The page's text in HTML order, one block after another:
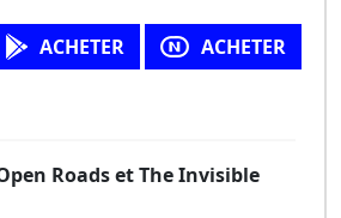
ACHETER
ACHETER
Roads et The Invisible